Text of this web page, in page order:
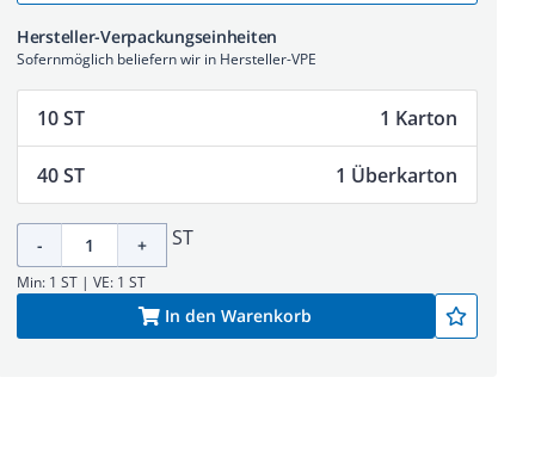
Hersteller-Verpackungseinheiten
Sofernmöglich beliefern wir in Hersteller-VPE
10 ST 1 Karton
40 ST 1 Überkarton
- + ST
Min: 1 ST | VE: 1 ST
In den Warenkorb